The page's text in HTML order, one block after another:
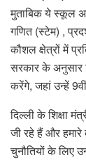
मुताबिक ये स्कूल
गणित (स्टेम) ,
कौशल क्षेत्रों में
सरकार के अनुसार
करेंगे, जहां उन्हें
दिल्ली के शिक्षा
जी रहे हैं और
चुनौतियों के लिए